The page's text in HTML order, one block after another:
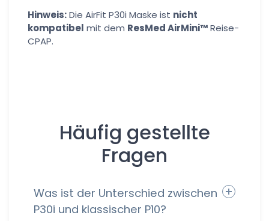
Hinweis:Die AirFit P30i Maske ist nicht
kompatibel mit dem ResMed AirMini™Reise-
CPAP.
Häufig gestellte
Fragen
Was ist der Unterschied zwischen
P30i und klassischer P10?